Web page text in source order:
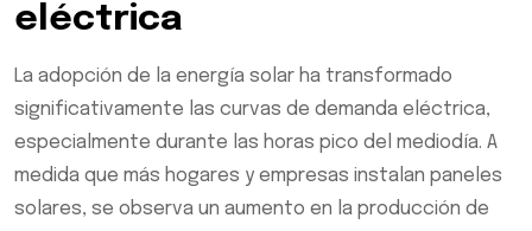
eléctrica
La adopción de la energía solar ha transformado
significativamente las curvas de demanda eléctrica,
especialmente durante las horas pico del mediodía. A
medida que más hogares y empresas instalan paneles
solares, se observa un aumento en la producción de